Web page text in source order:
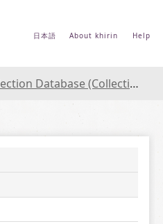
日本語 About khirin Help
Database of the National Museum of Japanese History)